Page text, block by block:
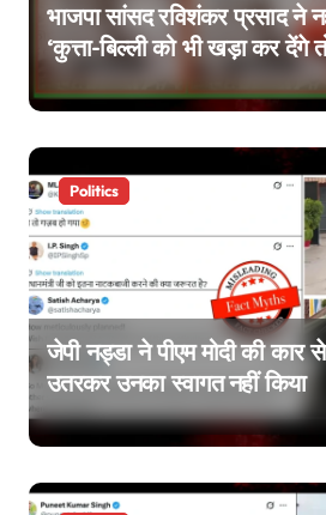
भाजपा सांसद रविशंकर प्रसाद ने
‘कुत्ता-बिल्ली को भी खड़ा कर देंगे
जाएंगे’, वायरल वीडियो एडिटेड है
Politics
जेपी नड्डा ने पीएम मोदी की कार से
उतरकर उनका स्वागत नहीं किया